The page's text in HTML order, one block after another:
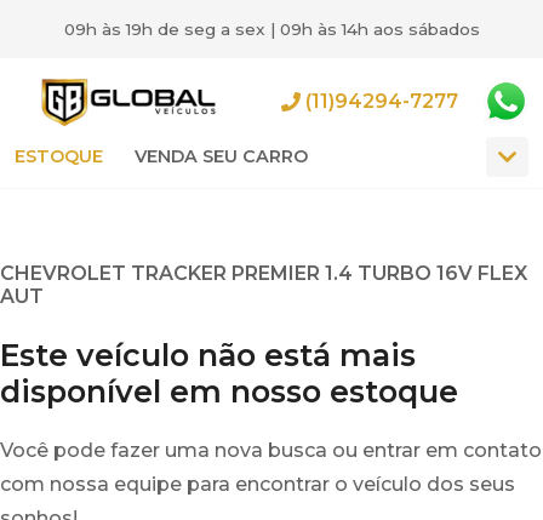
09h às 19h de seg a sex | 09h às 14h aos sábados
ESTOQUE VENDA SEU CARRO
(11)94294-7277
CHEVROLET TRACKER PREMIER 1.4 TURBO 16V FLEX
AUT
Este veículo não está mais
disponível em nosso estoque
Você pode fazer uma nova busca ou entrar em contato
com nossa equipe para encontrar o veículo dos seus